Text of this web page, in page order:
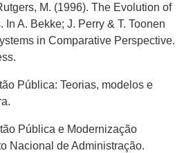
M. (1996). The Evolution of
A. Bekke; J. Perry & T. Toonen
in Comparative Perspective.
Pública: Teorias, modelos e
Pública e Modernização
Nacional de Administração.